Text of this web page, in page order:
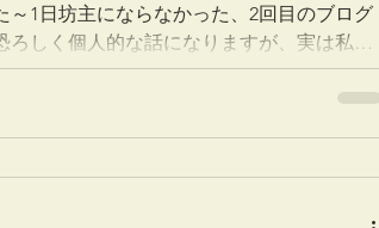
～1日坊主にならなかった、2回目のブログ
ろしく個人的な話になりますが、実は私は2
リカのガーナという国に住んだ経験があり
な私がどのようにしてフヂエンと出会った